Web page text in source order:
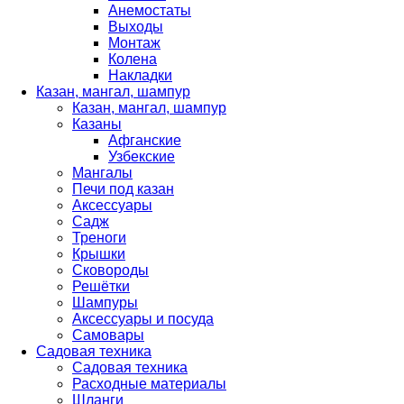
Анемостаты
Выходы
Монтаж
Колена
Накладки
Казан, мангал, шампур
Казан, мангал, шампур
Казаны
Афганские
Узбекские
Мангалы
Печи под казан
Аксессуары
Садж
Треноги
Крышки
Сковороды
Решётки
Шампуры
Аксессуары и посуда
Самовары
Садовая техника
Садовая техника
Расходные материалы
Шланги